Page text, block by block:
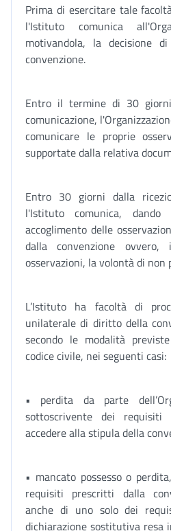
Prima di esercitare tale
l'Istituto comunica
motivandola, la decisione
convenzione.
Entro il termine di 30
comunicazione,
comunicare le proprie
supportate dalla relativa
Entro 30 giorni dalla
l'Istituto comunica, dando
accoglimento delle
dalla convenzione ovvero,
osservazioni, la volontà di non
L’Istituto ha facoltà di
unilaterale di diritto della
secondo le modalità
codice civile, nei seguenti casi:
• perdita da parte
sottoscrivente dei requisiti
accedere alla stipula della
• mancato possesso o
requisiti prescritti dalla
anche di uno solo dei
dichiarazione sostitutiva resa